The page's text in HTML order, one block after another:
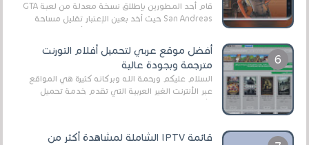
قام أحد المطورين بإطلاق نسخة معدلة من لعبة GTA
San Andreas حيث أخد بعين الإعتبار تقليل مساحة
أفضل موقع عربي لتحميل أفلام التورنت
مترجمة وبجودة عالية
السلام عليكم ورحمة الله وبركاته كثيرة هي المواقع
عبر الأنترنت الغير العربية التي تقدم خدمة تحميل
قائمة IPTV الشاملة لمشاهدة أكثر من